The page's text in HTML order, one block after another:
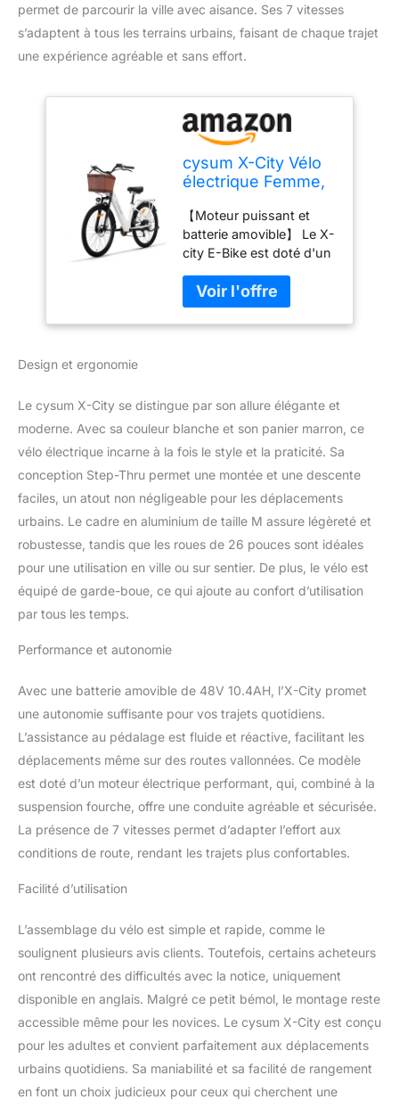
permet de parcourir la ville avec aisance. Ses 7 vitesses
s’adaptent à tous les terrains urbains, faisant de chaque trajet
une expérience agréable et sans effort.
cysum X-City Vélo
électrique Femme,
Thru vélo
électrique, Batterie
Amovible 48v
10.4AH, Urbain E-
Bike pour Adultes,
Assistance au
pédalage, 7
【Moteur puissant et
batterie amovible】 Le X-
city E-Bike est doté d'un
balai de 250 W avec un
couple de 45 Nm qui
vous fournit une
km/h. Avec une batterie
lithium-ion de 10,4Ah, il
peut parcourir jusqu'à
80km, parfait pour vos
déplacements en ville
【Practical Design】X-
city vélo électrique
cadre Step-Through en
alliage d'aluminium, il est
facile à monter et à
bagages arrière offrent
un grand espace de
rangement pour les
objets essentiels au
quotidien, idéal pour les
navetteurs urbains 【26''
pneus tout terrain】 Le
vélo électrique adulte est
équipé de pneus de 26
pouces qui peuvent faire
passer sur les bosses en
douceur et facilement
【Confortable et sûr】Le
Xcity vélo électrique pour
femme est conçu avec
une selle à suspension et
un siège souple, vous
permettant d'avoir une
expérience de cyclisme
plus confortable. Le feu
Design et ergonomie
Le cysum X-City se distingue par son allure élégante et
moderne. Avec sa couleur blanche et son panier marron, ce
vélo électrique incarne à la fois le style et la praticité. Sa
conception Step-Thru permet une montée et une descente
faciles, un atout non négligeable pour les déplacements
urbains. Le cadre en aluminium de taille M assure légèreté et
robustesse, tandis que les roues de 26 pouces sont idéales
pour une utilisation en ville ou sur sentier. De plus, le vélo est
équipé de garde-boue, ce qui ajoute au confort d’utilisation
par tous les temps.
Performance et autonomie
Avec une batterie amovible de 48V 10.4AH, l’X-City promet
une autonomie suffisante pour vos trajets quotidiens.
L’assistance au pédalage est fluide et réactive, facilitant les
déplacements même sur des routes vallonnées. Ce modèle
est doté d’un moteur électrique performant, qui, combiné à la
suspension fourche, offre une conduite agréable et sécurisée.
La présence de 7 vitesses permet d’adapter l’effort aux
conditions de route, rendant les trajets plus confortables.
Facilité d’utilisation
L’assemblage du vélo est simple et rapide, comme le
soulignent plusieurs avis clients. Toutefois, certains acheteurs
ont rencontré des difficultés avec la notice, uniquement
disponible en anglais. Malgré ce petit bémol, le montage reste
accessible même pour les novices. Le cysum X-City est conçu
pour les adultes et convient parfaitement aux déplacements
urbains quotidiens. Sa maniabilité et sa facilité de rangement
en font un choix judicieux pour ceux qui cherchent une